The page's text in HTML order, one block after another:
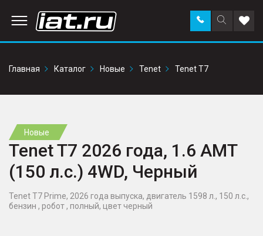
Поиск
по
Заказать
звонок в
Главная
Каталог Новые Tenet Tenet T7
Новые
Tenet T7 2026 года, 1.6 AMT
(150 л.с.) 4WD, Черный
Tenet T7 Prime, 2026 года выпуска, двигатель 1598 л., 150 л.с.,
бензин , робот , полный, цвет черный